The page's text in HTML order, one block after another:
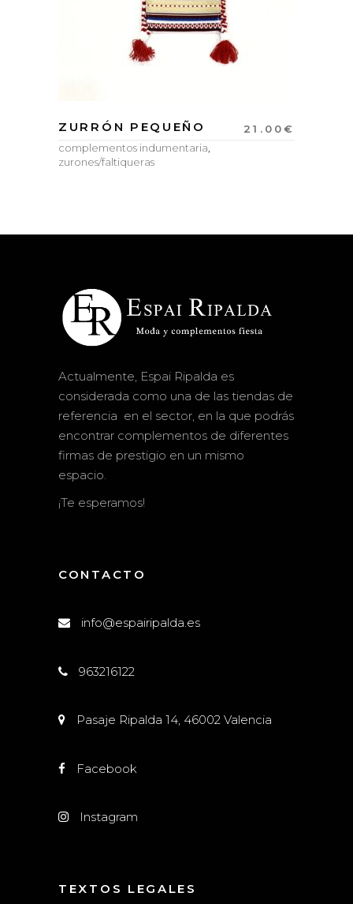
ZURRÓN PEQUEÑO 21.00€
complementos indumentaria
zurones/faltiqueras
Actualmente, Espai Ripalda es
considerada como una de las tiendas de
referencia en el sector, en la que podrás
encontrar complementos de diferentes
firmas de prestigio en un mismo
espacio.
¡Te esperamos!
CONTACTO
info@espairipalda.es
963216122
Pasaje Ripalda 14, 46002 Valencia
Facebook
Instagram
TEXTOS LEGALES